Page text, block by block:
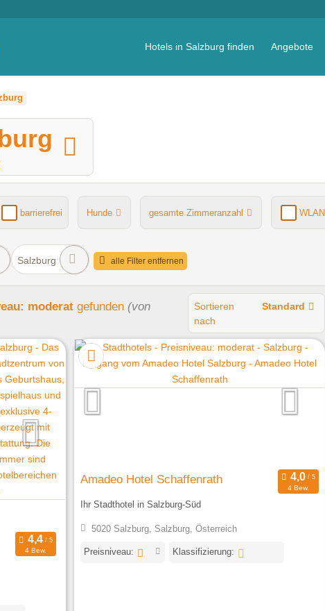
Hotels in Salzburg finden Angebote
barrierefrei Hunde gesamte Zimmeranzahl WLAN
Salzburg alle Filter entfernen
moderat gefunden (von
Sortieren
nach
Standard
4 Bew.
Amadeo Hotel Schaffenrath
4 Bew.
Ihr Stadthotel in Salzburg-Süd
5020 Salzburg, Salzburg, Österreich
Preisniveau: Klassifizierung: